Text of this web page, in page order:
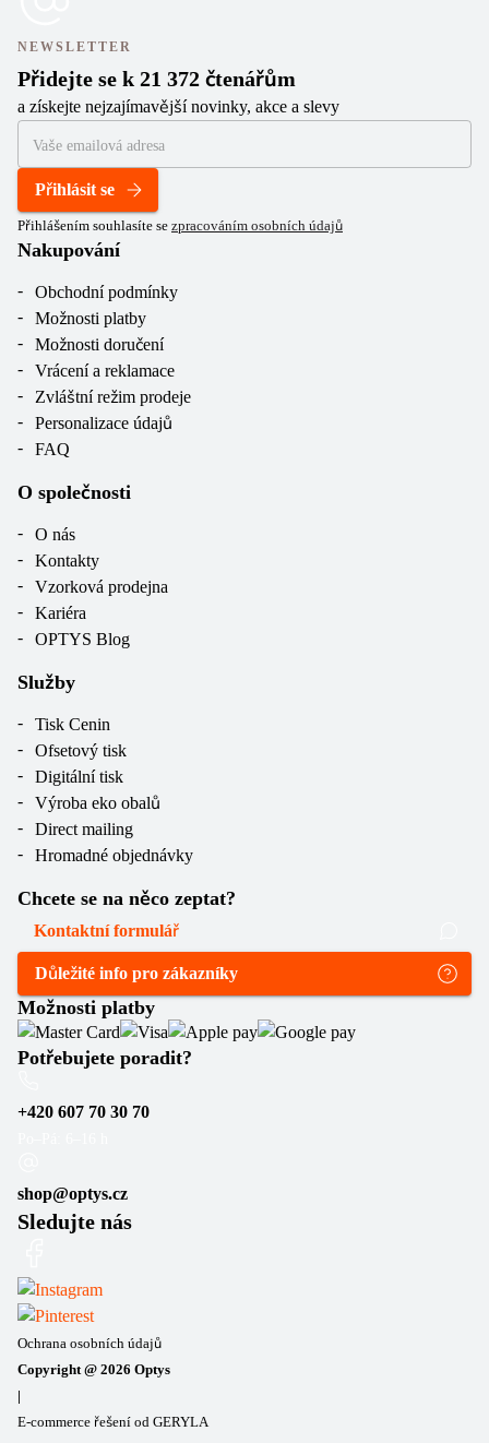
NEWSLETTER
Přidejte se k 21 372 čtenářům
a získejte nejzajímavější novinky, akce a slevy
Přihlásit se
Přihlášením souhlasíte se zpracováním osobních údajů
Nakupování
Obchodní podmínky
Možnosti platby
Možnosti doručení
Vrácení a reklamace
Zvláštní režim prodeje
Personalizace údajů
FAQ
O společnosti
O nás
Kontakty
Vzorková prodejna
Kariéra
OPTYS Blog
Služby
Tisk Cenin
Ofsetový tisk
Digitální tisk
Výroba eko obalů
Direct mailing
Hromadné objednávky
Chcete se na něco zeptat?
Kontaktní formulář
Důležité info pro zákazníky
Možnosti platby
Potřebujete poradit?
+420 607 70 30 70
shop@optys.cz
Sledujte nás
Ochrana osobních údajů
Copyright @ 2026 Optys
|
E-commerce řešení od GERYLA